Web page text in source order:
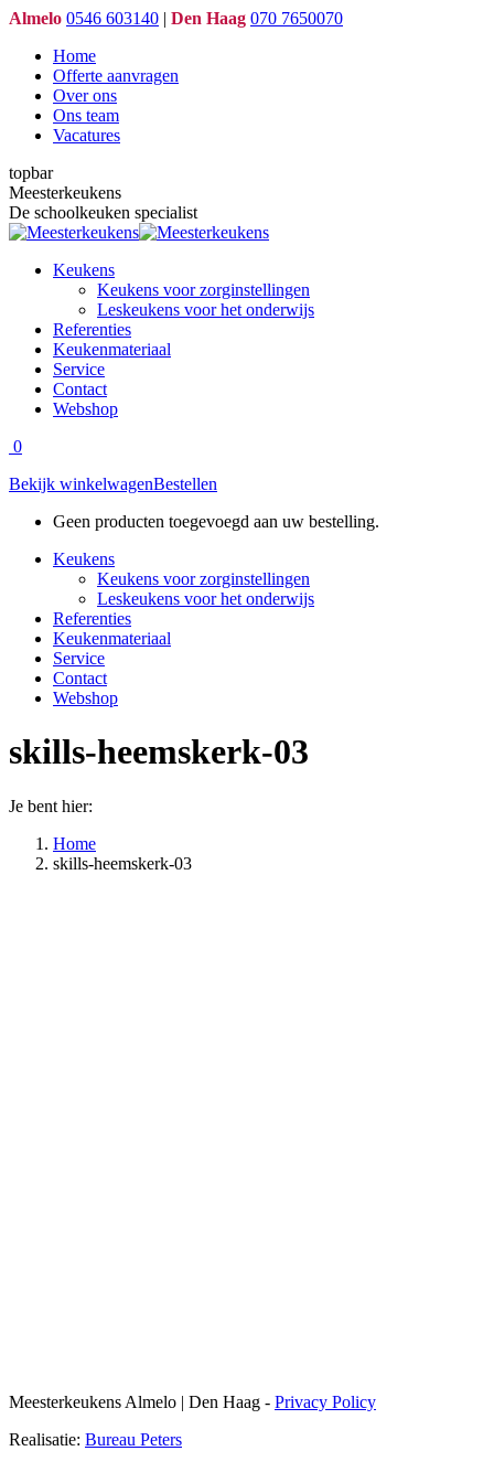
Skip
content
Almelo 0546 603140 | Den Haag 070 7650070
Home
Offerte aanvragen
Over ons
Ons team
Vacatures
topbar
Facebook
page
opens
new
Twitter
page
opens
new
Linkedin
page
opens
new
YouTube
page
opens
new
Meesterkeukens
De schoolkeuken specialist
Keukens
Keukens voor zorginstellingen
Leskeukens voor het onderwijs
Referenties
Keukenmateriaal
Service
Contact
Webshop
0
Bekijk winkelwagenBestellen
Geen producten toegevoegd aan uw bestelling.
Keukens
Keukens voor zorginstellingen
Leskeukens voor het onderwijs
Referenties
Keukenmateriaal
Service
Contact
Webshop
skills-heemskerk-03
Je bent hier:
Home
skills-heemskerk-03
Meesterkeukens Almelo | Den Haag - Privacy Policy
Realisatie: Bureau Peters